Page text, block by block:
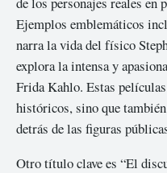
Ejemplos emblemáticos
narra la vida del físico
explora la intensa y
Frida Kahlo. Estas
históricos, sino que
detrás de las figuras
Otro título clave es “El